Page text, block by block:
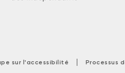
sur l'accessibilité | Processus